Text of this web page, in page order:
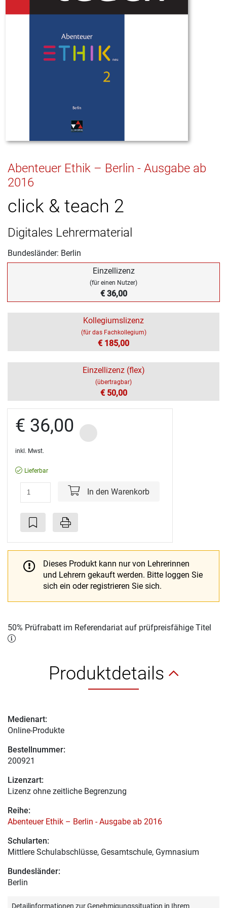
Abenteuer Ethik – Berlin - Ausgabe ab
2016
click & teach 2
Digitales Lehrermaterial
Bundesländer: Berlin
Einzellizenz
(für einen Nutzer)
€ 36,00
Kollegiumslizenz
(für das Fachkollegium)
€ 185,00
Einzellizenz (flex)
(übertragbar)
€ 50,00
€ 36,00
inkl. Mwst.
Lieferbar
In den Warenkorb
Dieses Produkt kann nur von Lehrerinnen
und Lehrern gekauft werden. Bitte loggen Sie
sich ein oder registrieren Sie sich.
50% Prüfrabatt im Referendariat auf prüfpreisfähige Titel
Produktdetails
Medienart:
Online-Produkte
Bestellnummer:
200921
Lizenzart:
Lizenz ohne zeitliche Begrenzung
Reihe:
Abenteuer Ethik – Berlin - Ausgabe ab 2016
Schularten:
Mittlere Schulabschlüsse, Gesamtschule, Gymnasium
Bundesländer:
Berlin
Detailinformationen zur Genehmigungssituation in Ihrem